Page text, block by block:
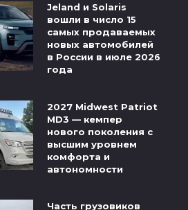
Jeland и Solaris
вошли в число 15
самых продаваемых
новых автомобилей
в России в июле 2026
года
2027 Midwest Patriot
MD3 — кемпер
нового поколения с
высшим уровнем
комфорта и
автономности
Часть грузовиков